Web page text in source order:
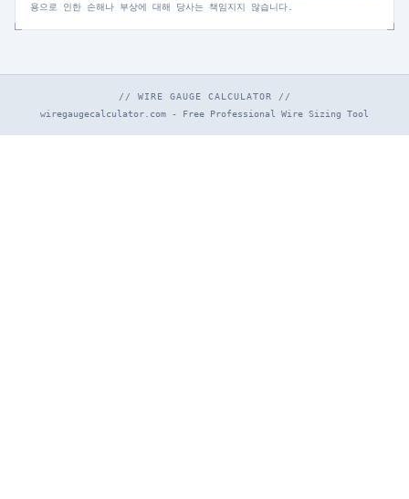
용으로 인한 손해나 부상에 대해 당사는 책임지지 않습니다.
// WIRE GAUGE CALCULATOR //
wiregaugecalculator.com - Free Professional Wire Sizing Tool